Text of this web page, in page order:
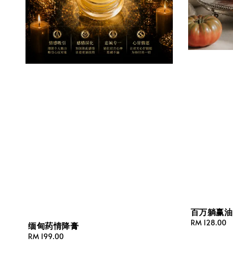
缅甸药情降膏
Regular
RM 199.00
百万躺赢油
Regular
RM 128.00